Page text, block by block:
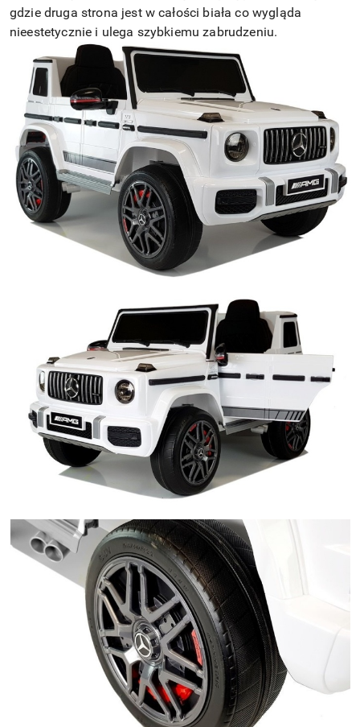
gdzie druga strona jest w całości biała co wygląda
nieestetycznie i ulega szybkiemu zabrudzeniu.